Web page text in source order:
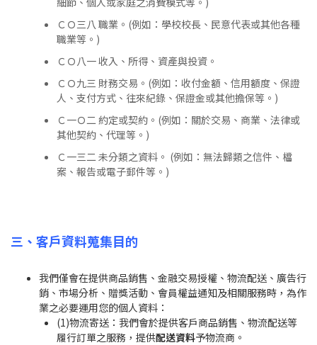
ＣＯ三八 職業。(例如：學校校長、民意代表或其他各種
職業等。)
ＣＯ八一 收入、所得、資產與投資。
ＣＯ九三 財務交易。(例如：收付金額、信用額度、保證
人、支付方式、往來紀錄、保證金或其他擔保等。)
Ｃ一Ｏ二 約定或契約。(例如：關於交易、商業、法律或
其他契約、代理等。)
Ｃ一三二 未分類之資料。 (例如：無法歸類之信件、檔
案、報告或電子郵件等。)
三、客戶資料蒐集目的
我們僅會在提供商品銷售、金融交易授權、物流配送、廣告行
銷、市場分析、贈獎活動、會員權益通知及相關服務時，為作
業之必要運用您的個人資料：
(1)物流寄送：我們會於提供客戶商品銷售、物流配送等
履行訂單之服務，提供配送資料予物流商。